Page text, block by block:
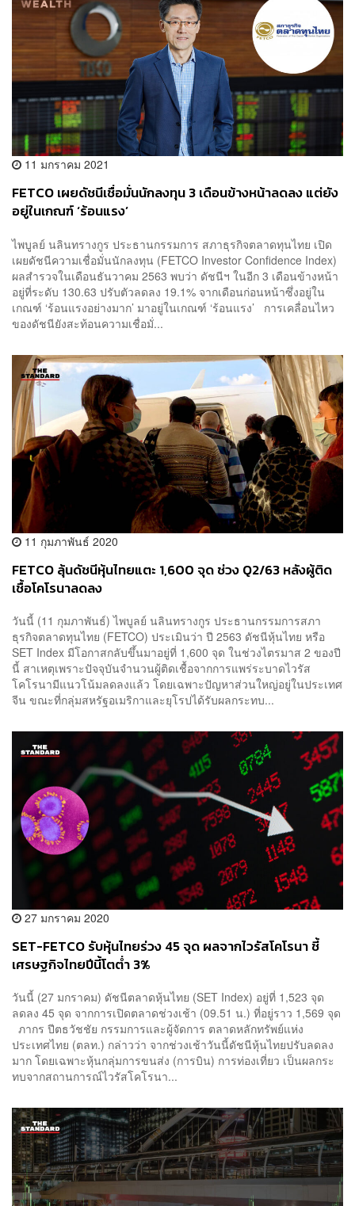
11 มกราคม 2021
FETCO เผยดัชนีเชื่อมั่นนักลงทุน 3 เดือนข้างหน้าลดลง แต่ยัง
อยู่ในเกณฑ์ ‘ร้อนแรง’
ไพบูลย์ นลินทรางกูร ประธานกรรมการ สภาธุรกิจตลาดทุนไทย เปิด
เผยดัชนีความเชื่อมั่นนักลงทุน (FETCO Investor Confidence Index)
ผลสำรวจในเดือนธันวาคม 2563 พบว่า ดัชนีฯ ในอีก 3 เดือนข้างหน้า
อยู่ที่ระดับ 130.63 ปรับตัวลดลง 19.1% จากเดือนก่อนหน้าซึ่งอยู่ใน
เกณฑ์ ‘ร้อนแรงอย่างมาก’ มาอยู่ในเกณฑ์ ‘ร้อนแรง’ การเคลื่อนไหว
ของดัชนียังสะท้อนความเชื่อมั่...
11 กุมภาพันธ์ 2020
FETCO ลุ้นดัชนีหุ้นไทยแตะ 1,600 จุด ช่วง Q2/63 หลังผู้ติด
เชื้อโคโรนาลดลง
วันนี้ (11 กุมภาพันธ์) ไพบูลย์ นลินทรางกูร ประธานกรรมการสภา
ธุรกิจตลาดทุนไทย (FETCO) ประเมินว่า ปี 2563 ดัชนีหุ้นไทย หรือ
SET Index มีโอกาสกลับขึ้นมาอยู่ที่ 1,600 จุด ในช่วงไตรมาส 2 ของปี
นี้ สาเหตุเพราะปัจจุบันจำนวนผู้ติดเชื้อจากการแพร่ระบาดไวรัส
โคโรนามีแนวโน้มลดลงแล้ว โดยเฉพาะปัญหาส่วนใหญ่อยู่ในประเทศ
จีน ขณะที่กลุ่มสหรัฐอเมริกาและยุโรปได้รับผลกระทบ...
27 มกราคม 2020
SET-FETCO รับหุ้นไทยร่วง 45 จุด ผลจากไวรัสโคโรนา ชี้
เศรษฐกิจไทยปีนี้โตต่ำ 3%
วันนี้ (27 มกราคม) ดัชนีตลาดหุ้นไทย (SET Index) อยู่ที่ 1,523 จุด
ลดลง 45 จุด จากการเปิดตลาดช่วงเช้า (09.51 น.) ที่อยู่ราว 1,569 จุด
ภากร ปีตธวัชชัย กรรมการและผู้จัดการ ตลาดหลักทรัพย์แห่ง
ประเทศไทย (ตลท.) กล่าวว่า จากช่วงเช้าวันนี้ดัชนีหุ้นไทยปรับลดลง
มาก โดยเฉพาะหุ้นกลุ่มการขนส่ง (การบิน) การท่องเที่ยว เป็นผลกระ
ทบจากสถานการณ์ไวรัสโคโรนา...